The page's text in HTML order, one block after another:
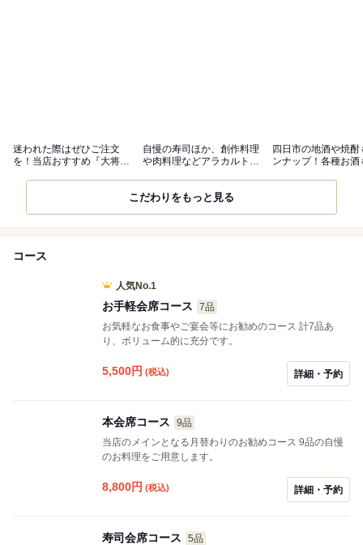
迷われた際はぜひご注文
を！当店おすすめ『大将お
自慢の寿司ほか、創作料理
や肉料理などアラカルトも
四日市の地酒や焼酎
ンナップ！各種お酒
こだわりをもっと見る
コース
人気No.1
お手軽会席コース
7品
お気軽なお食事やご宴会等にお勧めのコース 計7品あ
り、ボリューム的に充分です。
5,500円 (税込) 詳細・予約
本会席コース
9品
当店のメインとなる月替わりのお勧めコース 9品の自慢
のお料理をご用意します。
8,800円 (税込) 詳細・予約
寿司会席コース
5品